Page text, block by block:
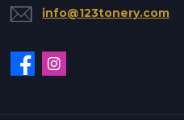
info@123tonery.com